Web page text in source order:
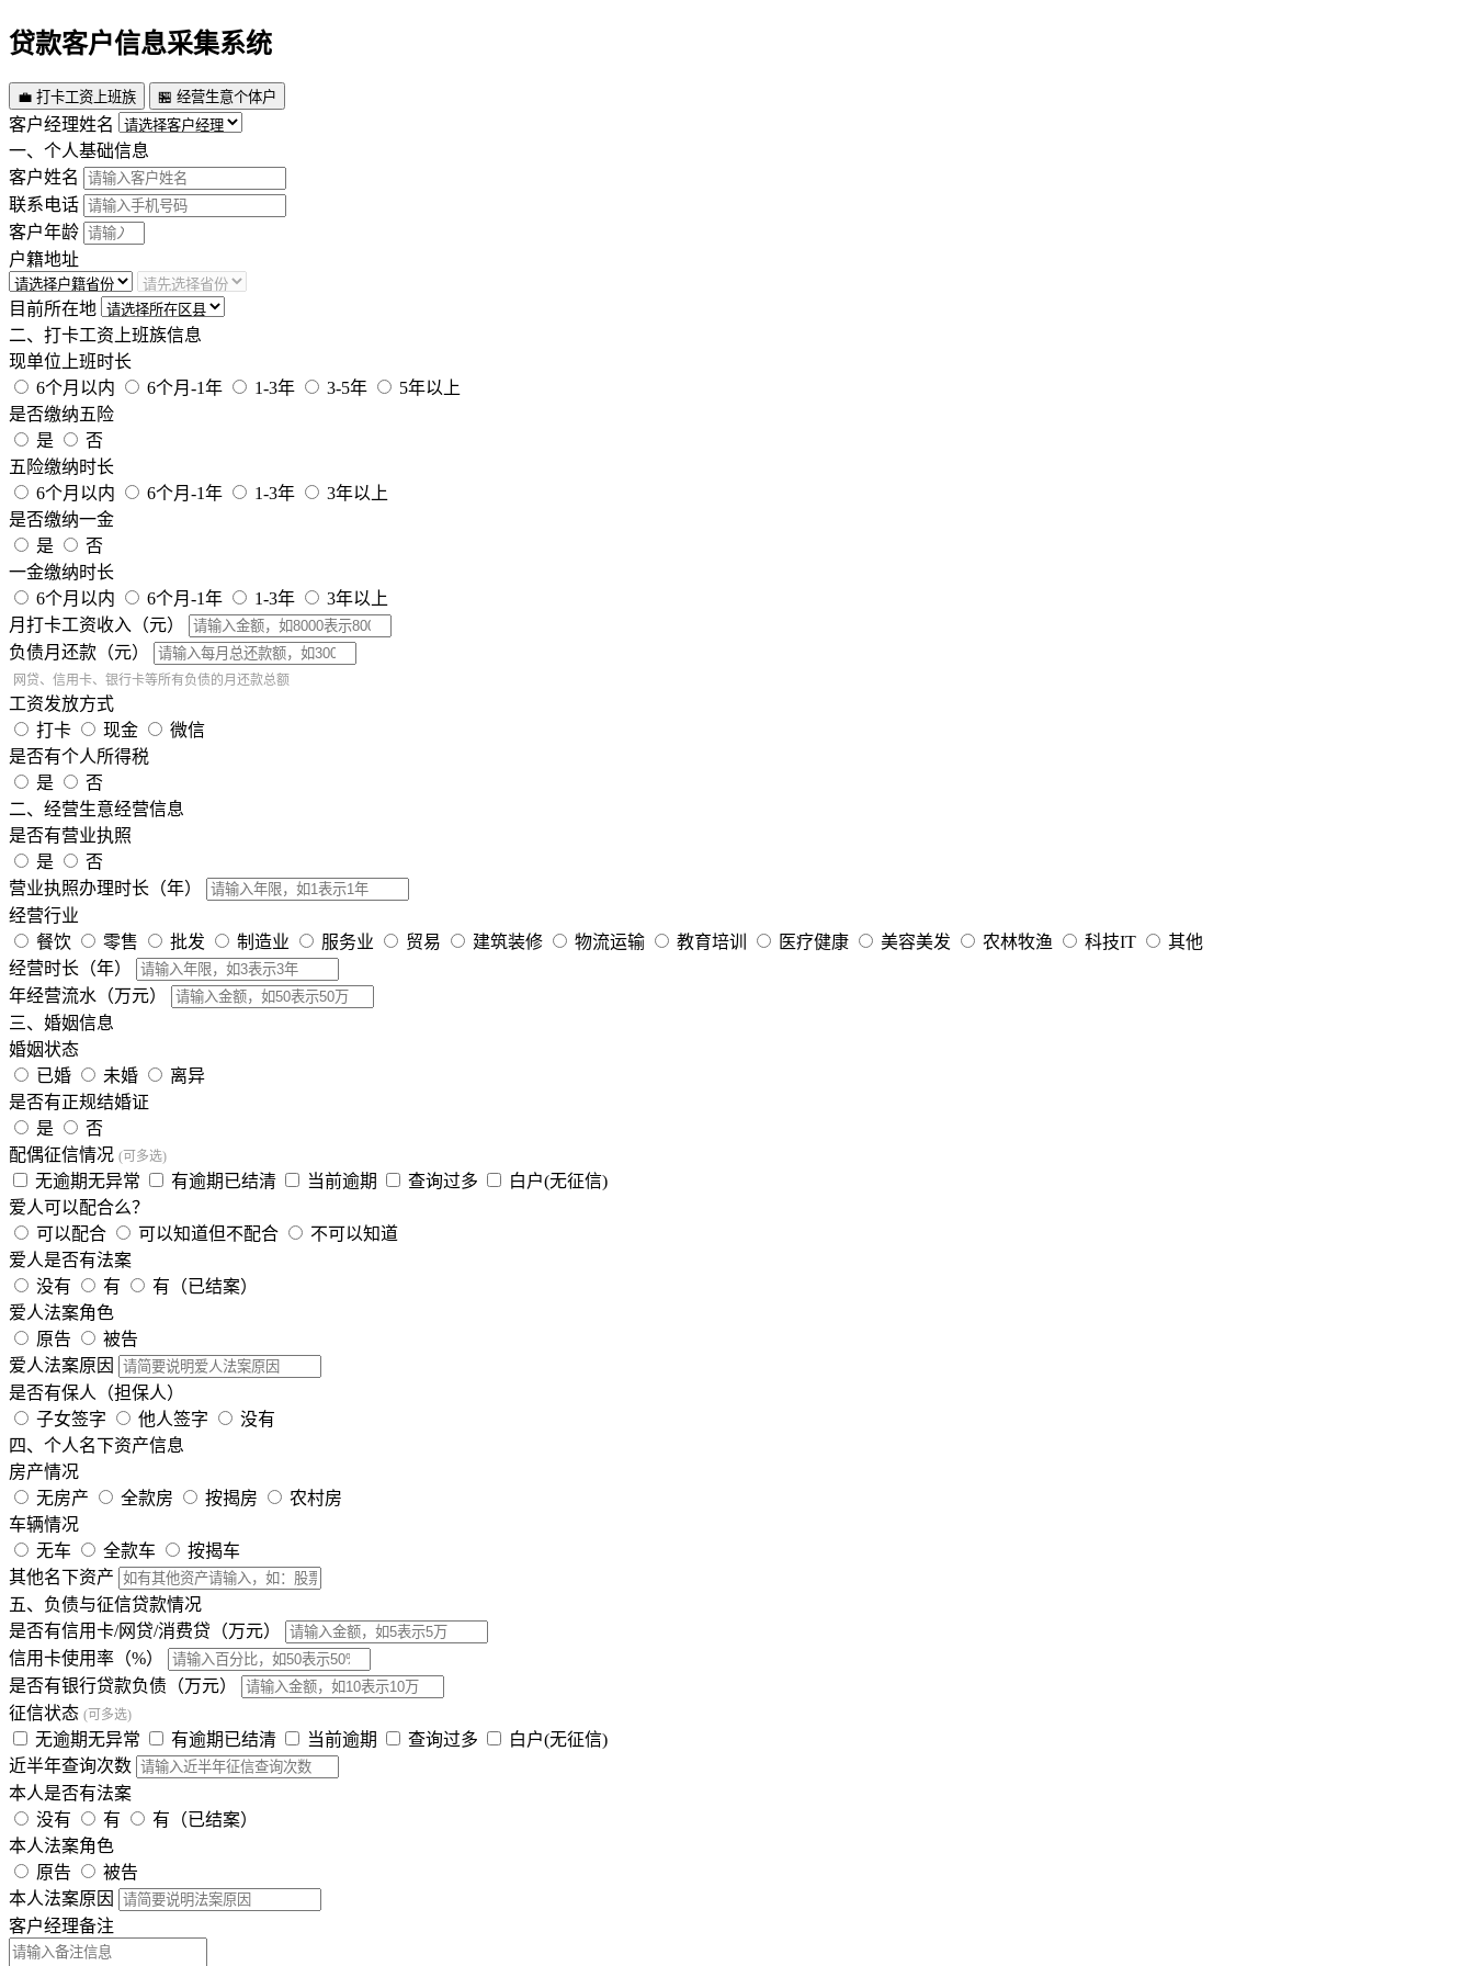
贷款客户信息采集系统
💼 打卡工资上班族 🏪 经营生意个体户
客户经理姓名
一、个人基础信息
客户姓名
联系电话
客户年龄
户籍地址
目前所在地
二、打卡工资上班族信息
现单位上班时长
6个月以内
6个月-1年 1-3年 3-5年
5年以上
是否缴纳五险
是
否
五险缴纳时长
6个月以内
6个月-1年 1-3年
3年以上
是否缴纳一金
是
否
一金缴纳时长
6个月以内
6个月-1年 1-3年
3年以上
月打卡工资收入（元）
负债月还款（元）
网贷、信用卡、银行卡等所有负债的月还款总额
工资发放方式
打卡
现金
微信
是否有个人所得税
是
否
二、经营生意经营信息
是否有营业执照
是
否
营业执照办理时长（年）
经营行业
餐饮
零售 批发 制造业 服务业 贸易 建筑装修 物流运输 教育培训 医疗健康 美容美发 农林牧渔 科技IT
其他
经营时长（年）
年经营流水（万元）
三、婚姻信息
婚姻状态
已婚
未婚
离异
是否有正规结婚证
是
否
配偶征信情况 (可多选)
无逾期无异常 有逾期已结清 当前逾期 查询过多
白户(无征信)
爱人可以配合么？
可以配合
可以知道但不配合
不可以知道
爱人是否有法案
没有
有
有（已结案）
爱人法案角色
原告
被告
爱人法案原因
是否有保人（担保人）
子女签字
他人签字
没有
四、个人名下资产信息
房产情况
无房产
全款房 按揭房
农村房
车辆情况
无车
全款车
按揭车
其他名下资产
五、负债与征信贷款情况
是否有信用卡/网贷/消费贷（万元）
信用卡使用率（%）
是否有银行贷款负债（万元）
征信状态 (可多选)
无逾期无异常 有逾期已结清 当前逾期 查询过多
白户(无征信)
近半年查询次数
本人是否有法案
没有
有
有（已结案）
本人法案角色
原告
被告
本人法案原因
客户经理备注